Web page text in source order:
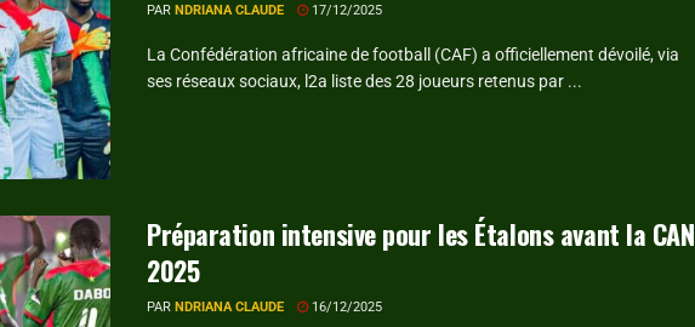
PAR NDRIANA CLAUDE 17/12/2025
La Confédération africaine de football (CAF) a officiellement dévoilé, via
ses réseaux sociaux, l2a liste des 28 joueurs retenus par ...
Préparation intensive pour les Étalons avant la CAN
2025
PAR NDRIANA CLAUDE 16/12/2025